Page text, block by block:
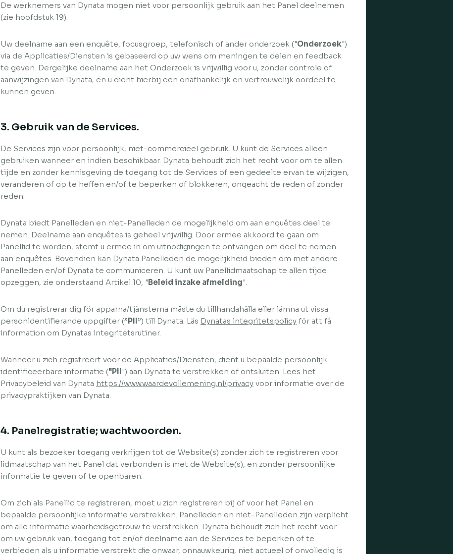
De werknemers van Dynata mogen niet voor persoonlijk gebruik aan het Panel deelnemen
(zie hoofdstuk 19).
Uw deelname aan een enquête, focusgroep, telefonisch of ander onderzoek ("Onderzoek")
via de Applicaties/Diensten is gebaseerd op uw wens om meningen te delen en feedback
te geven. Dergelijke deelname aan het Onderzoek is vrijwillig voor u, zonder controle of
aanwijzingen van Dynata, en u dient hierbij een onafhankelijk en vertrouwelijk oordeel te
kunnen geven.
3. Gebruik van de Services.
De Services zijn voor persoonlijk, niet-commercieel gebruik. U kunt de Services alleen
gebruiken wanneer en indien beschikbaar. Dynata behoudt zich het recht voor om te allen
tijde en zonder kennisgeving de toegang tot de Services of een gedeelte ervan te wijzigen,
veranderen of op te heffen en/of te beperken of blokkeren, ongeacht de reden of zonder
reden.
Dynata biedt Panelleden en niet-Panelleden de mogelijkheid om aan enquêtes deel te
nemen. Deelname aan enquêtes is geheel vrijwillig. Door ermee akkoord te gaan om
Panellid te worden, stemt u ermee in om uitnodigingen te ontvangen om deel te nemen
aan enquêtes. Bovendien kan Dynata Panelleden de mogelijkheid bieden om met andere
Panelleden en/of Dynata te communiceren. U kunt uw Panellidmaatschap te allen tijde
opzeggen, zie onderstaand Artikel 10, "Beleid inzake afmelding".
Om du registrerar dig för apparna/tjänsterna måste du tillhandahålla eller lämna ut vissa
personidentifierande uppgifter (”PII”) till Dynata. Läs Dynatas integritetspolicy för att få
information om Dynatas integritetsrutiner.
Wanneer u zich registreert voor de Applicaties/Diensten, dient u bepaalde persoonlijk
identificeerbare informatie ("PII") aan Dynata te verstrekken of ontsluiten. Lees het
Privacybeleid van Dynata https://www.waardevollemening.nl/privacy voor informatie over de
privacypraktijken van Dynata.
4. Panelregistratie; wachtwoorden.
U kunt als bezoeker toegang verkrijgen tot de Website(s) zonder zich te registreren voor
lidmaatschap van het Panel dat verbonden is met de Website(s), en zonder persoonlijke
informatie te geven of te openbaren.
Om zich als Panellid te registreren, moet u zich registreren bij of voor het Panel en
bepaalde persoonlijke informatie verstrekken. Panelleden en niet-Panelleden zijn verplicht
om alle informatie waarheidsgetrouw te verstrekken. Dynata behoudt zich het recht voor
om uw gebruik van, toegang tot en/of deelname aan de Services te beperken of te
verbieden als u informatie verstrekt die onwaar, onnauwkeurig, niet actueel of onvolledig is